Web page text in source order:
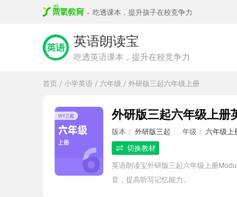
- 吃透课本，提升孩子在校竞争力
英语朗读宝
吃透英语课本，提升在校竞争力
首页 / 小学英语 / 六年级 / 外研版三起六年级上册
外研版三起六年级上
版本： 外研版三起 年级： 六年级上
切换教材
英语朗读宝外研版三起六年级上册
音，提高听写记忆能力。